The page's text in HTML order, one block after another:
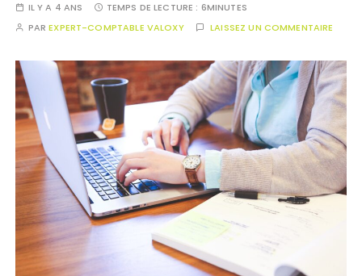
IL Y A 4 ANS TEMPS DE LECTURE : 6MINUTES
PAREXPERT-COMPTABLE VALOXY LAISSEZ UN COMMENTAIRE